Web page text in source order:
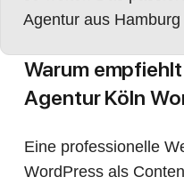
Agentur aus Hamburg
Warum
Agentur Köln
Eine professionelle
WordPress als